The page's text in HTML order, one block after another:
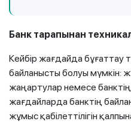
Банк тарапынан
Кейбір жағдайда бұғаттау
байланысты болуы мүмкін:
жаңартулар немесе
жағдайларда банктің
жұмыс қабілеттілігін